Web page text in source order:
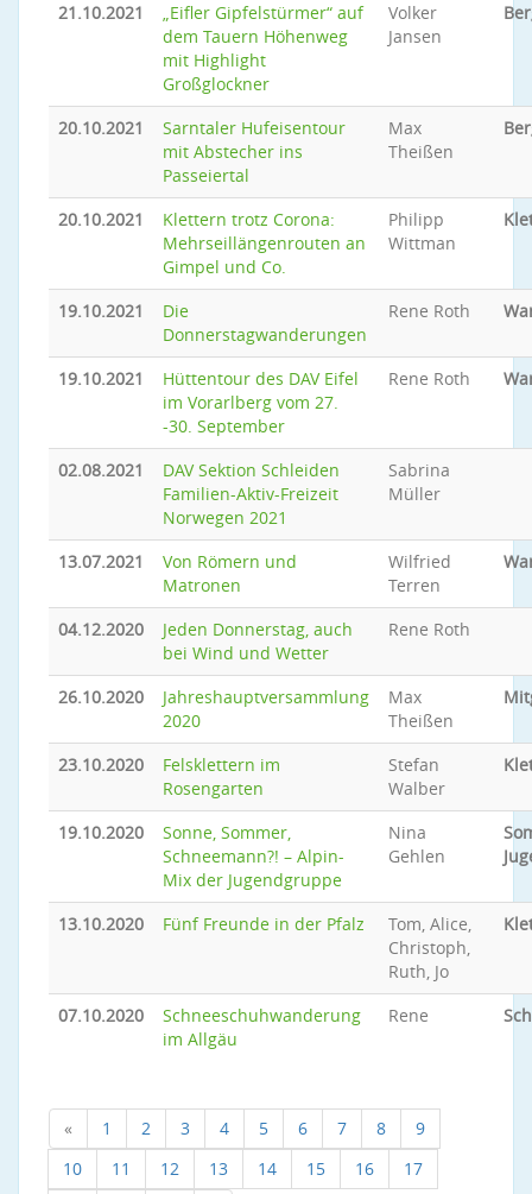
21.10.2021
„Eifler Gipfelstürmer“ auf
dem Tauern Höhenweg
mit Highlight
Großglockner
Volker
Jansen
20.10.2021
Sarntaler Hufeisentour
mit Abstecher ins
Passeiertal
Max
Theißen
20.10.2021
Klettern trotz Corona:
Mehrseillängenrouten an
Gimpel und Co.
Philipp
Wittman
19.10.2021
Die
Donnerstagwanderungen
Rene Roth
19.10.2021
Hüttentour des DAV Eifel
im Vorarlberg vom 27.
-30. September
Rene Roth
02.08.2021
DAV Sektion Schleiden
Familien-Aktiv-Freizeit
Norwegen 2021
Sabrina
Müller
13.07.2021
Von Römern und
Matronen
Wilfried
Terren
04.12.2020
Jeden Donnerstag, auch
bei Wind und Wetter
Rene Roth
26.10.2020
Jahreshauptversammlung
2020
Max
Theißen
23.10.2020
Felsklettern im
Rosengarten
Stefan
Walber
19.10.2020
Sonne, Sommer,
Schneemann?! – Alpin-
Mix der Jugendgruppe
Nina
Gehlen
13.10.2020 Fünf Freunde in der Pfalz
Tom, Alice,
Christoph,
Ruth, Jo
07.10.2020
Schneeschuhwanderung
im Allgäu
Rene
« 1 2 3 4 5 6 7 8
9
10
11 12 13 14 15 16 17